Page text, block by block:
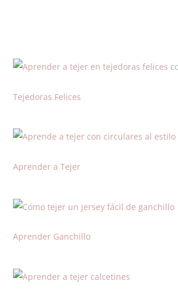
Tejedoras Felices
Aprender a Tejer
Aprender Ganchillo